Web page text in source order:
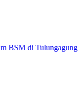
BSM di Tulungagung